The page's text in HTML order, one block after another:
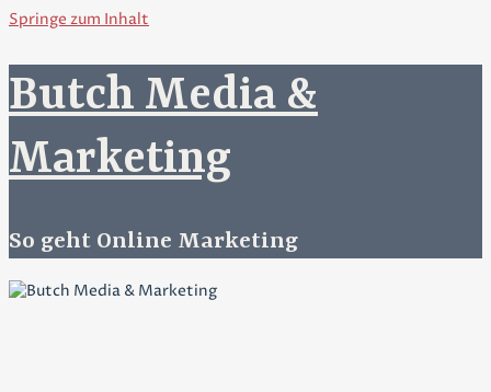
Springe zum Inhalt
Butch Media &
Marketing
So geht Online Marketing